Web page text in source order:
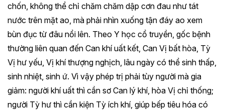
chốn, không thể chỉ chăm chăm dập cơn đau như tát
nước trên mặt ao, mà phải nhìn xuống tận đáy ao xem
bùn đục từ đâu nổi lên. Theo Y học cổ truyền, gốc bệnh
thường liên quan đến Can khí uất kết, Can Vị bất hòa, Tỳ
Vị hư yếu, Vị khí thượng nghịch, lâu ngày có thể sinh thấp,
sinh nhiệt, sinh ứ. Vì vậy phép trị phải tùy người mà gia
giảm: người khí uất thì cần sơ Can lý khí, hòa Vị chỉ thống;
người Tỳ hư thì cần kiện Tỳ ích khí, giúp bếp tiêu hóa có